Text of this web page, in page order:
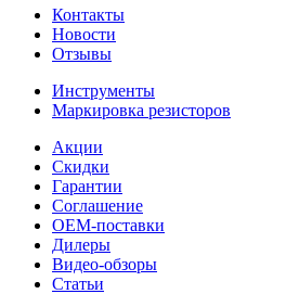
Контакты
Новости
Отзывы
Инструменты
Маркировка резисторов
Акции
Скидки
Гарантии
Соглашение
OEM-поставки
Дилеры
Видео-обзоры
Статьи